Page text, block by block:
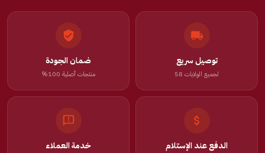
توصيل سريع
لجميع الولايات 58
ضمان الجودة
منتجات أصلية 100%
الدفع عند الإستلام خدمة العملاء